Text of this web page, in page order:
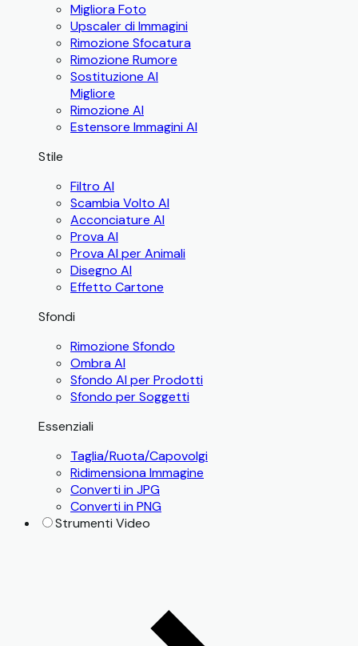
Migliora Foto
Upscaler di Immagini
Rimozione Sfocatura
Rimozione Rumore
Sostituzione AI
Migliore
Rimozione AI
Estensore Immagini AI
Stile
Filtro AI
Scambia Volto AI
Acconciature AI
Prova AI
Prova AI per Animali
Disegno AI
Effetto Cartone
Sfondi
Rimozione Sfondo
Ombra AI
Sfondo AI per Prodotti
Sfondo per Soggetti
Essenziali
Taglia/Ruota/Capovolgi
Ridimensiona Immagine
Converti in JPG
Converti in PNG
Strumenti Video